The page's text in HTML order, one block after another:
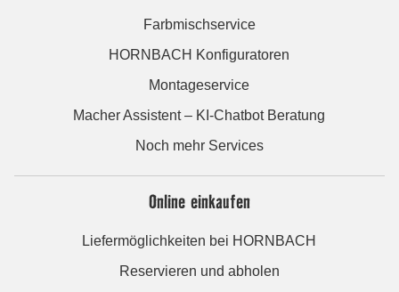
Farbmischservice
HORNBACH Konfiguratoren
Montageservice
Macher Assistent – KI-Chatbot Beratung
Noch mehr Services
Online einkaufen
Liefermöglichkeiten bei HORNBACH
Reservieren und abholen